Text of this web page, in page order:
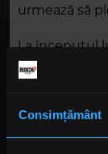
Consimțământ
urmează să
La începutul
rezista să
împreună cu
care ți-am